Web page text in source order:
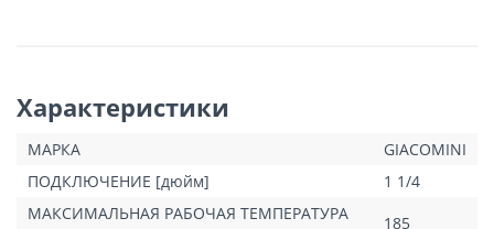
Характеристики
МАРКА
GIACOMINI
ПОДКЛЮЧЕНИЕ [дюйм]
1 1/4
МАКСИМАЛЬНАЯ РАБОЧАЯ ТЕМПЕРАТУРА
185